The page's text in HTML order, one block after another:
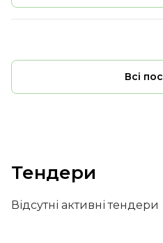
Всі
Тендери
Відсутні активні тендери